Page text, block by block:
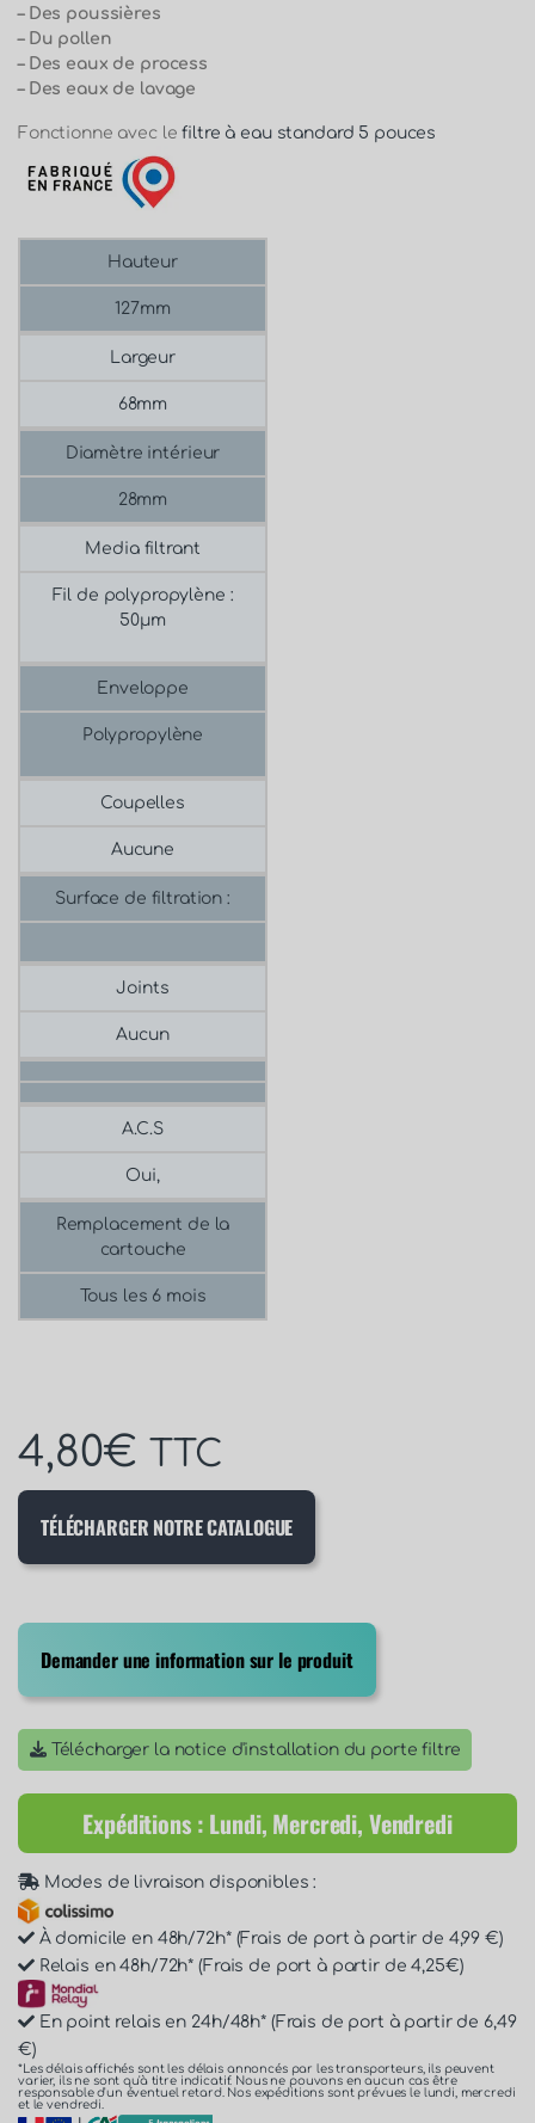
– Des poussières
– Du pollen
– Des eaux de process
– Des eaux de lavage
Fonctionne avec lefiltre à eau standard 5 pouces
Hauteur
127mm
Largeur
68mm
Diamètre intérieur
28mm
Media filtrant
Fil de polypropylène :
50μm
Enveloppe
Polypropylène
Coupelles
Aucune
Surface de filtration :
Joints
Aucun
A.C.S
Oui,
Remplacement de la
cartouche
Tous les 6 mois
4,80€ TTC
TÉLÉCHARGER NOTRE CATALOGUE
Demander une information sur le produit
Télécharger la notice d'installation du porte filtre
Expéditions : Lundi, Mercredi, Vendredi
Modes de livraison disponibles :
À domicile en 48h/72h* (Frais de port à partir de 4,99 €)
Relais en 48h/72h* (Frais de port à partir de 4,25€)
En point relais en 24h/48h* (Frais de port à partir de 6,49
€)
*Les délais affichés sont les délais annoncés par les transporteurs, ils peuvent
varier, ils ne sont qu'à titre indicatif. Nous ne pouvons en aucun cas être
responsable d'un éventuel retard. Nos expéditions sont prévues le lundi, mercredi
et le vendredi.